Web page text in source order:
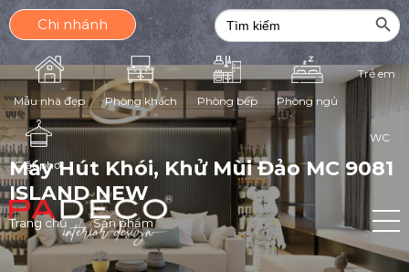
Chi nhánh
Search
for:
Search
Mẫu nhà đẹp Phòng khách Phòng bếp Phòng ngủ
Trẻ em
Giặt phơi
WC
Máy Hút Khói, Khử Mùi Đảo MC 9081
ISLAND NEW
Trang chủ Sản phẩm